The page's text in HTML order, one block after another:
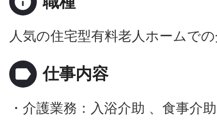
人気の住宅型有料老人ホームで
label 仕事内容
・介護業務：入浴介助 、食事介